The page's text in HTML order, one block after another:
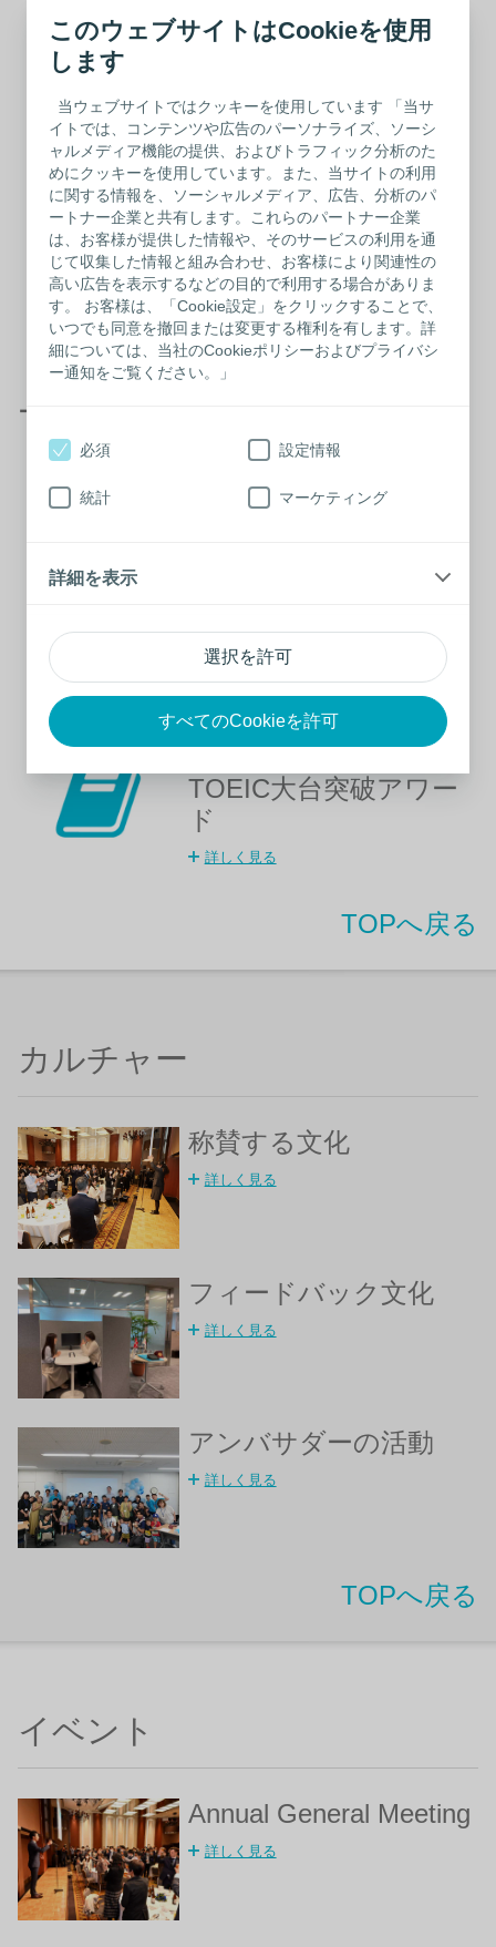
このウェブサイトはCookieを使用
します
当ウェブサイトではクッキーを使用しています 「当サ
イトでは、コンテンツや広告のパーソナライズ、ソーシ
ャルメディア機能の提供、およびトラフィック分析のた
めにクッキーを使用しています。また、当サイトの利用
に関する情報を、ソーシャルメディア、広告、分析のパ
ートナー企業と共有します。これらのパートナー企業
は、お客様が提供した情報や、そのサービスの利用を通
じて収集した情報と組み合わせ、お客様により関連性の
高い広告を表示するなどの目的で利用する場合がありま
す。 お客様は、「Cookie設定」をクリックすることで、
いつでも同意を撤回または変更する権利を有します。詳
細については、当社のCookieポリシーおよびプライバシ
ー通知をご覧ください。」
選択を許可
すべてのCookieを許可
必須 設定情報
統計 マーケティング
詳細を表示
禁煙サポート制度
詳しく見る
カウンセリングサービ
ス
詳しく見る
ー キャリア支援への取り組み ー
詳しく見る
詳しく見る
TOEIC大台突破アワー
ド
詳しく見る
TOPへ戻る
カルチャー
称賛する文化
詳しく見る
フィードバック文化
詳しく見る
アンバサダーの活動
詳しく見る
TOPへ戻る
イベント
Annual General Meeting
詳しく見る